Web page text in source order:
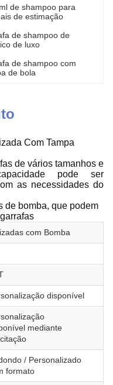
de shampoo para
de estimação
de shampoo de
de luxo
de shampoo com
de bola
Com Tampa
de vários tamanhos e
pode ser
as necessidades do
de bomba, que podem
com Bomba
disponível
mediante
/ Personalizado
formato